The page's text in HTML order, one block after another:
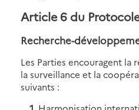
Article 6 du
Recherche-
Les Parties encouragent
la surveillance et la
suivants :